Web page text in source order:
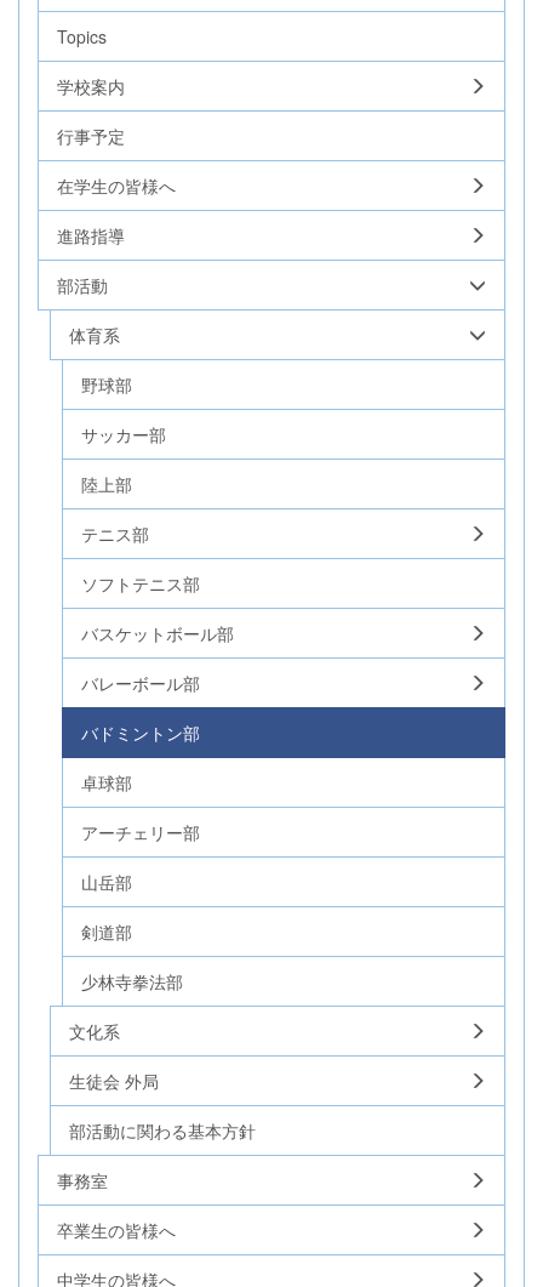
Topics
学校案内
行事予定
在学生の皆様へ
進路指導
部活動
体育系
野球部
サッカー部
陸上部
テニス部
ソフトテニス部
バスケットボール部
バレーボール部
バドミントン部
卓球部
アーチェリー部
山岳部
剣道部
少林寺拳法部
文化系
生徒会 外局
部活動に関わる基本方針
事務室
卒業生の皆様へ
中学生の皆様へ